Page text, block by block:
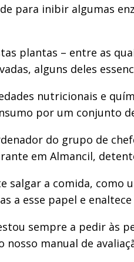
para inibir algumas
plantas – entre as
alguns deles
nutricionais e
por um conjunto
do grupo de
em Almancil,
a comida, como
a esse papel e
sempre a pedir às
manual de